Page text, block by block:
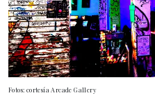
Fotos: cortesía Arcade Gallery